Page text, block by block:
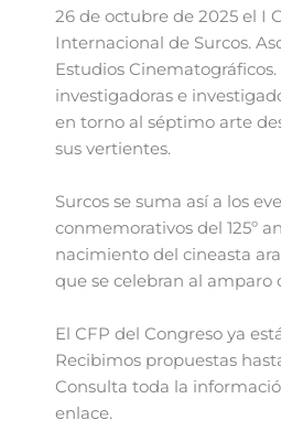
26 de octubre de 2025 el I
Internacional de Surcos.
Estudios
investigadoras e
en torno al séptimo arte
sus vertientes.
Surcos se suma así a los
conmemorativos del 125º
nacimiento del cineasta
que se celebran al amparo
El CFP del Congreso ya
Recibimos propuestas
Consulta toda la
enlace.